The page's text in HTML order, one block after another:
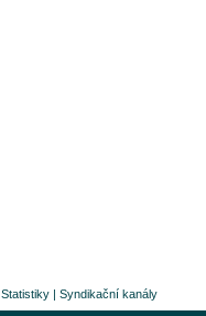
Statistiky | Syndikační kanály